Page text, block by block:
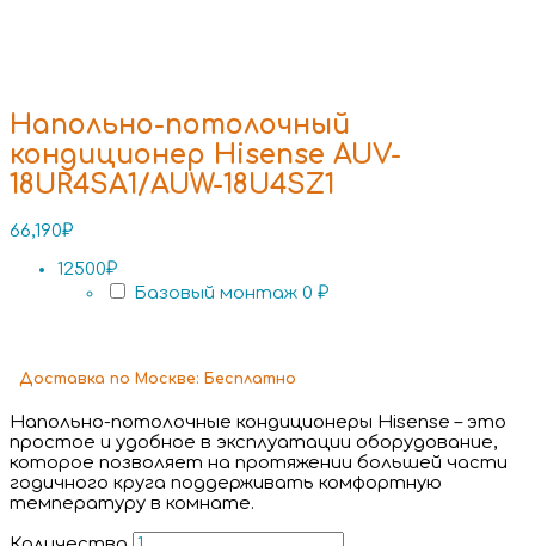
Напольно-потолочный
кондиционер Hisense AUV-
18UR4SA1/AUW-18U4SZ1
66,190₽
12500₽
Базовый монтаж 0 ₽
Доставка по Москве: Бесплатно
Напольно-потолочные кондиционеры Hisense – это
простое и удобное в эксплуатации оборудование,
которое позволяет на протяжении большей части
годичного круга поддерживать комфортную
температуру в комнате.